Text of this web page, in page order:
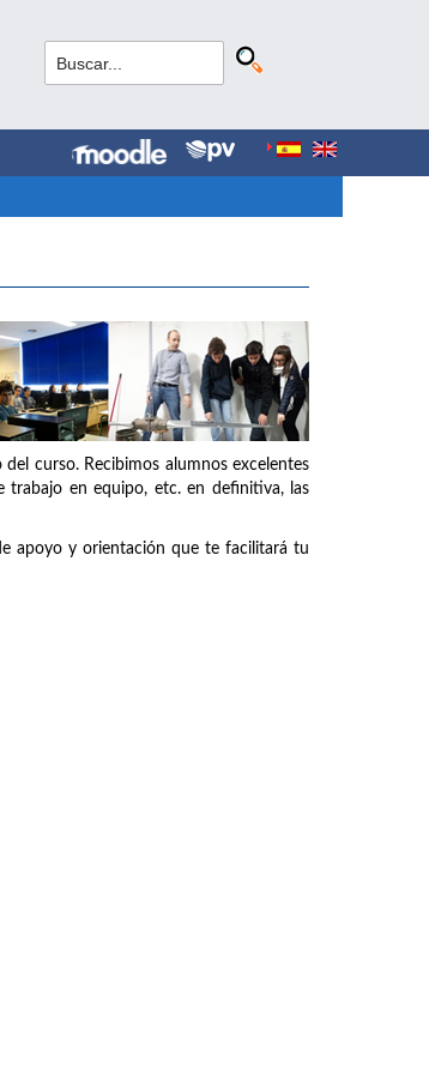
curso. Recibimos alumnos excelentes
trabajo en equipo, etc. en definitiva, las
apoyo y orientación que te facilitará tu